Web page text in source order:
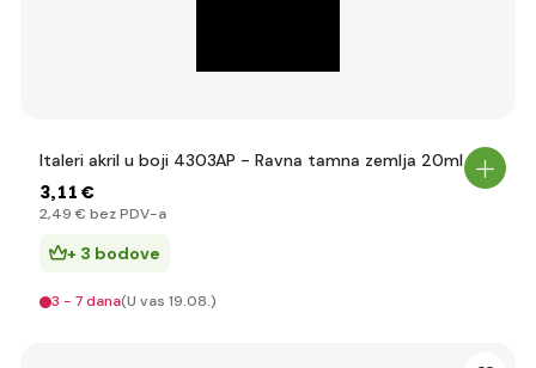
Italeri akril u boji 4303AP - Ravna tamna zemlja 20ml
3,11 €
2,49 € bez PDV-a
+ 3 bodove
3 - 7 dana(U vas 19.08.)